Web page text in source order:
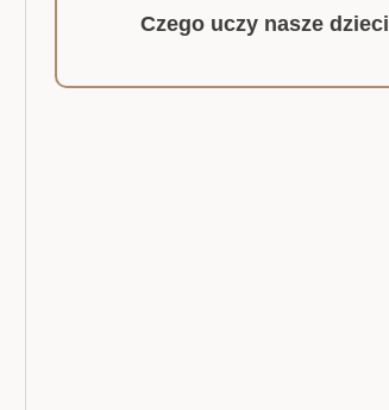
Czego uczy nasze dzieci